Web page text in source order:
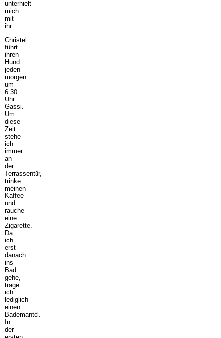
unterhielt
mich
mit
ihr.
Christel
führt
ihren
Hund
jeden
morgen
um
6.30
Uhr
Gassi.
Um
diese
Zeit
stehe
ich
immer
an
der
Terrassentür,
trinke
meinen
Kaffee
und
rauche
eine
Zigarette.
Da
ich
erst
danach
ins
Bad
gehe,
trage
ich
lediglich
einen
Bademantel.
In
der